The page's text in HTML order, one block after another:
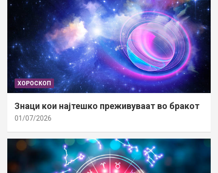
ХОРОСКОП
Знаци кои најтешко преживуваат во бракот
01/07/2026